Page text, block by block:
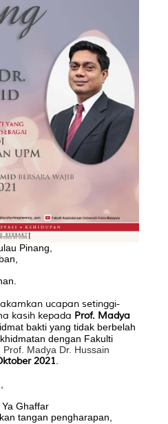
Pinang,
ucapan setinggi-
kasih kepada Prof. Madya
bakti yang tidak berbelah
dengan Fakulti
Prof. Madya Dr. Hussain
2021.
Ya Ghaffar
tangan pengharapan,